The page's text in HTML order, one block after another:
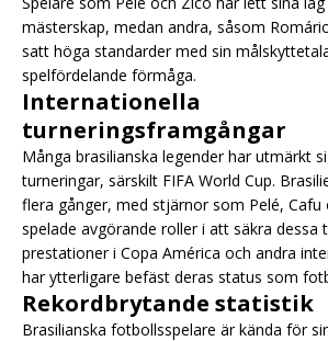
mästerskap, medan andra, såsom
satt höga standarder med sin
spelfördelande förmåga.
Internationella
turneringsframgångar
Många brasilianska legender har utmärkt
turneringar, särskilt FIFA World Cup.
flera gånger, med stjärnor som Pelé, Cafu
spelade avgörande roller i att säkra dessa
prestationer i Copa América och andra
har ytterligare befäst deras status som
Rekordbrytande statistik
Brasilianska fotbollsspelare är kända för